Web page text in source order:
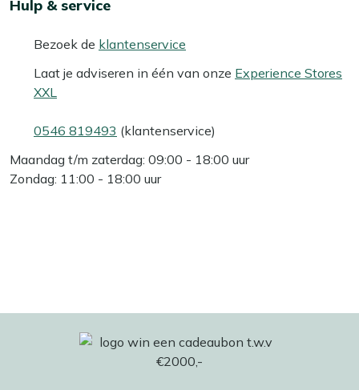
Hulp & service
Bezoek de klantenservice
Laat je adviseren in één van onze Experience Stores
XXL
0546 819493 (klantenservice)
Maandag t/m zaterdag: 09:00 - 18:00 uur
Zondag: 11:00 - 18:00 uur